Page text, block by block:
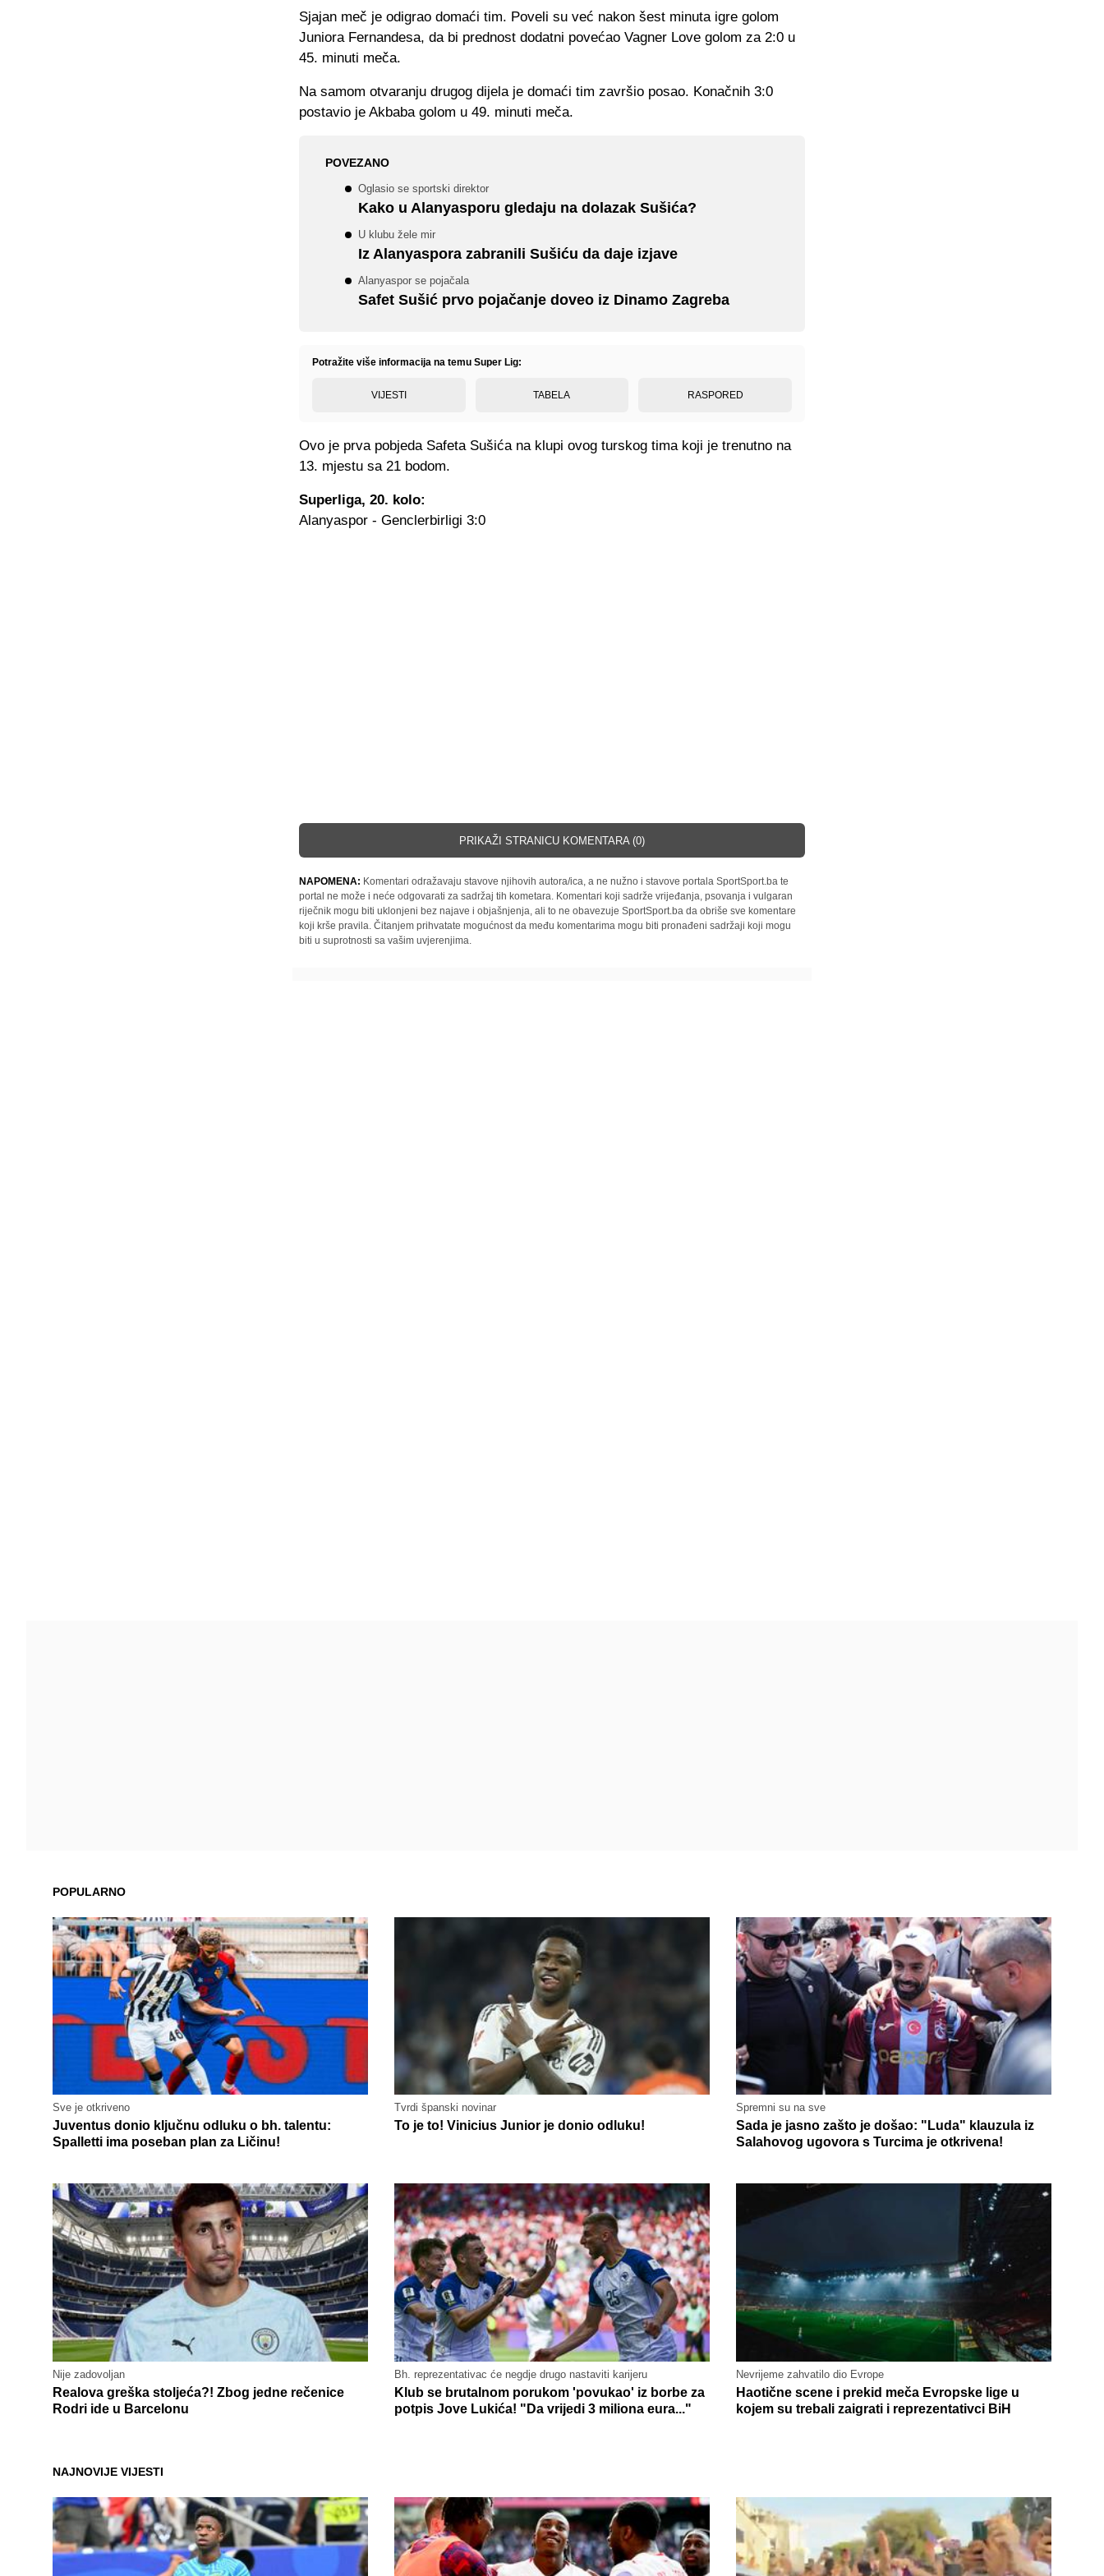
Sjajan meč je odigrao domaći tim. Poveli su već nakon šest minuta igre golom
Juniora Fernandesa, da bi prednost dodatni povećao Vagner Love golom za 2:0 u
45. minuti meča.
Na samom otvaranju drugog dijela je domaći tim završio posao. Konačnih 3:0
postavio je Akbaba golom u 49. minuti meča.
POVEZANO
Oglasio se sportski direktor
Kako u Alanyasporu gledaju na dolazak Sušića?
U klubu žele mir
Iz Alanyaspora zabranili Sušiću da daje izjave
Alanyaspor se pojačala
Safet Sušić prvo pojačanje doveo iz Dinamo Zagreba
Potražite više informacija na temu Super Lig:
VIJESTI TABELA RASPORED
Ovo je prva pobjeda Safeta Sušića na klupi ovog turskog tima koji je trenutno na
13. mjestu sa 21 bodom.
Superliga, 20. kolo:
Alanyaspor - Genclerbirligi 3:0
PRIKAŽI STRANICU KOMENTARA (0)
NAPOMENA: Komentari odražavaju stavove njihovih autora/ica, a ne nužno i stavove portala SportSport.ba te
portal ne može i neće odgovarati za sadržaj tih kometara. Komentari koji sadrže vrijeđanja, psovanja i vulgaran
riječnik mogu biti uklonjeni bez najave i objašnjenja, ali to ne obavezuje SportSport.ba da obriše sve komentare
koji krše pravila. Čitanjem prihvatate mogućnost da među komentarima mogu biti pronađeni sadržaji koji mogu
biti u suprotnosti sa vašim uvjerenjima.
POPULARNO
Sve je otkriveno
Juventus donio ključnu odluku o bh. talentu:
Spalletti ima poseban plan za Ličinu!
Tvrdi španski novinar
To je to! Vinicius Junior je donio odluku!
Spremni su na sve
Sada je jasno zašto je došao: "Luda" klauzula iz
Salahovog ugovora s Turcima je otkrivena!
Nije zadovoljan
Realova greška stoljeća?! Zbog jedne rečenice
Rodri ide u Barcelonu
Bh. reprezentativac će negdje drugo nastaviti karijeru
Klub se brutalnom porukom 'povukao' iz borbe za
potpis Jove Lukića! "Da vrijedi 3 miliona eura..."
Nevrijeme zahvatilo dio Evrope
Haotične scene i prekid meča Evropske lige u
kojem su trebali zaigrati i reprezentativci BiH
NAJNOVIJE VIJESTI